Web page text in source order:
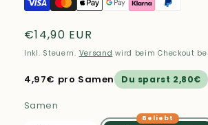
Normaler
Preis
€14,90 EUR
Inkl. Steuern. Versand wird beim Checkout
4,97€ pro Samen Du sparst 2,80€
Samen